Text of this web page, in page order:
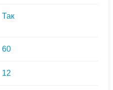
Так
60
12